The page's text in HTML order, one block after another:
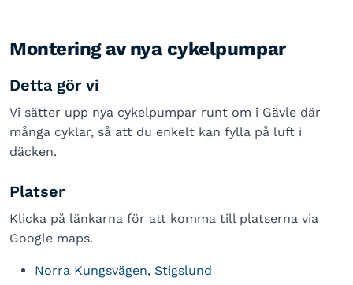
Montering av nya cykelpumpar
Detta gör vi
Vi sätter upp nya cykelpumpar runt om i Gävle där
många cyklar, så att du enkelt kan fylla på luft i
däcken.
Platser
Klicka på länkarna för att komma till platserna via
Google maps.
Norra Kungsvägen, Stigslund